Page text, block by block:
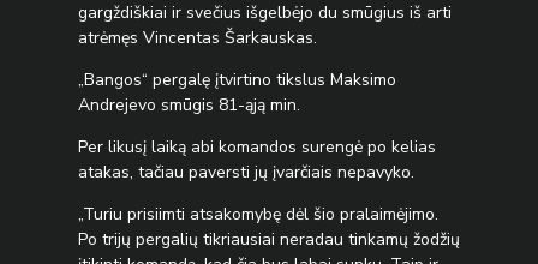
gargždiškiai ir svečius išgelbėjo du smūgius iš arti
atrėmęs Vincentas Šarkauskas.
„Bangos“ pergalę įtvirtino tikslus Maksimo
Andrejevo smūgis 81-ąją min.
Per likusį laiką abi komandos surengė po kelias
atakas, tačiau paversti jų įvarčiais nepavyko.
„Turiu prisiimti atsakomybę dėl šio pralaimėjimo.
Po trijų pergalių tikriausiai neradau tinkamų žodžių